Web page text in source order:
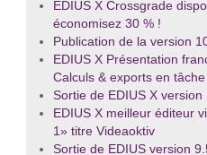
EDIUS X Crossgrade
économisez 30 % !
Publication de la version
EDIUS X Présentation
Calculs & exports en
Sortie de EDIUS X version
EDIUS X meilleur éditeur
1» titre Videaoktiv
Sortie de EDIUS version